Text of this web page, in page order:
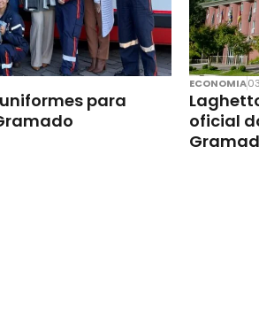
para
ECONOMIA
oficial